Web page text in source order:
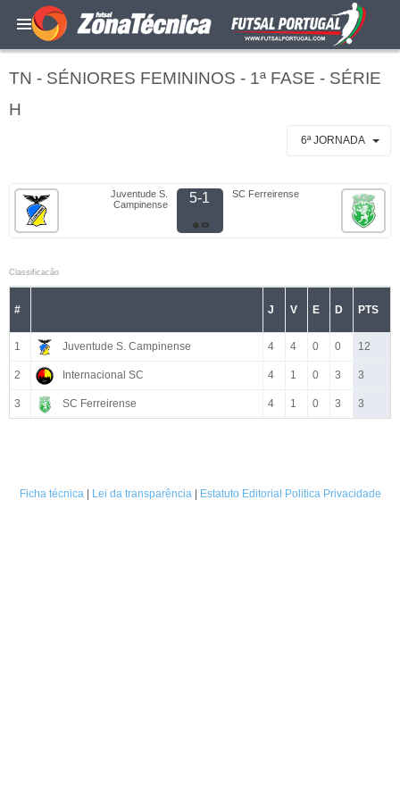
TN - SÉNIORES FEMININOS - 1ª FASE - SÉRIE
H
6ª JORNADA
Juventude S.
Campinense
5-1 SC Ferreirense
Classificacão
# J V E D PTS
1 Juventude S. Campinense 4 4 0 0 12
2 Internacional SC 4 1 0 3 3
3 SC Ferreirense 4 1 0 3 3
Ficha técnica| Lei da transparência| Estatuto Editorial Politica Privacidade